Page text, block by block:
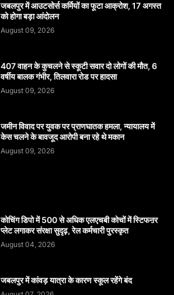
जबलपुर में आउटसोर्स कर्मियों का फूटा आक्रोश, 17 अगस्त
को होगा बड़ा आंदोलन
August 09, 2026
407 वाहन के कुचलने से स्कूटी सवार दो लोगों की मौत, 6
वर्षीय बालक गंभीर, तिलवारा रोड पर हादसा
August 09, 2026
जमीन विवाद पर युवक पर प्राणघातक हमला, न्यायालय में
केस चलने के बावजूद आरोपी बना रहे थे मकान
August 09, 2026
कोचिंग डिपो में 500 से अधिक एलएचबी कोचों में स्टिफऩर
प्लेट लगाकर संरक्षा सुदृढ़, रेल कर्मचारी पुरस्कृत
August 04, 2026
जबलपुर में कांवड़ यात्रा के कारण स्कूल रहेंगे बंद